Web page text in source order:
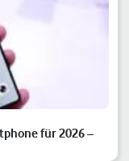
für 2026 –